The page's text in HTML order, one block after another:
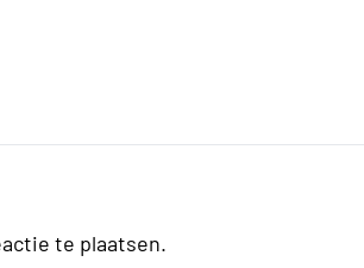
te plaatsen.